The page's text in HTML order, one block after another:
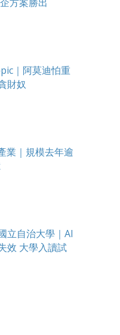
｜阿莫迪怕重
財奴
業｜規模去年逾
立自治大學｜AI
效 大學入讀試